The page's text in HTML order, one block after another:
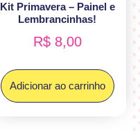
Kit Primavera – Painel e
Lembrancinhas!
R$8,00
Adicionar ao carrinho